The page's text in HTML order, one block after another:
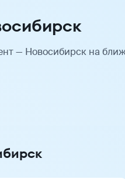
— Новосибирск на